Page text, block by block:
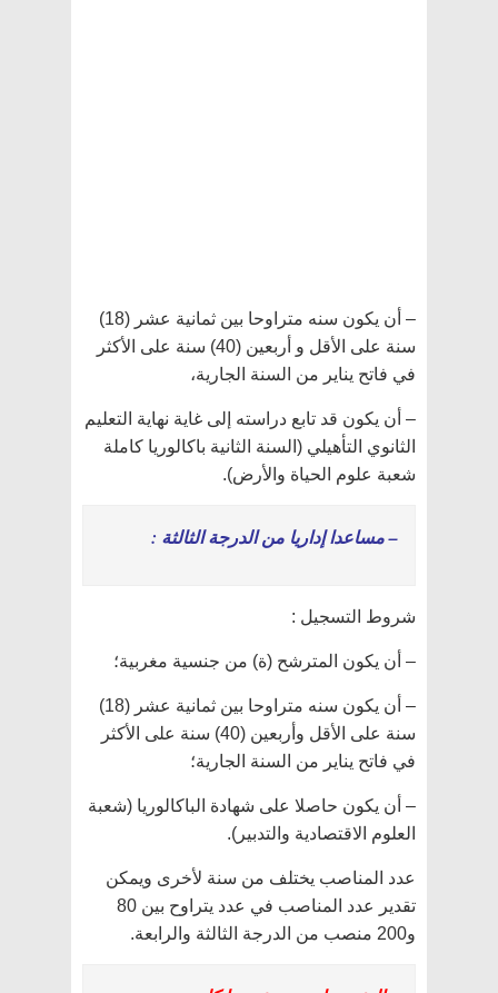
– أن يكون سنه متراوحا بين ثمانية عشر (18)
سنة على الأقل و أربعين (40) سنة على الأكثر
في فاتح يناير من السنة الجارية،
– أن يكون قد تابع دراسته إلى غاية نهاية التعليم
الثانوي التأهيلي (السنة الثانية باكالوريا كاملة
شعبة علوم الحياة والأرض).
– مساعدا إداريا من الدرجة الثالثة :
شروط التسجيل :
– أن يكون المترشح (ة) من جنسية مغربية؛
– أن يكون سنه متراوحا بين ثمانية عشر (18)
سنة على الأقل وأربعين (40) سنة على الأكثر
في فاتح يناير من السنة الجارية؛
– أن يكون حاصلا على شهادة الباكالوريا (شعبة
العلوم الاقتصادية والتدبير).
عدد المناصب يختلف من سنة لأخرى ويمكن
تقدير عدد المناصب في عدد يتراوح بين 80
و200 منصب من الدرجة الثالثة والرابعة.